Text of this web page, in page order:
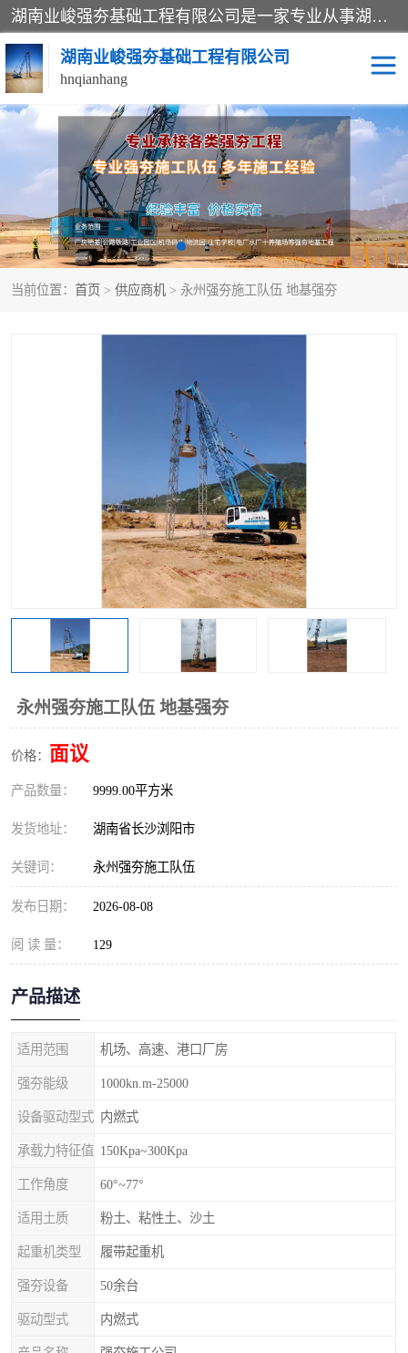
湖南业峻强夯基础工程有限公司是一家专业从事湖南强夯基础工程、强夯机租赁，地基处理的施工单位。业务覆盖：湖南、广东，江西等地。可承接1000KN.m-25000KN.m强夯（置换）工程。公司创始人是国内较早期从事强夯施工的建设者，经过多年的一步一个脚印的发展，在行业内具有较高的度和良好的口碑。
湖南业峻强夯基础工程有限公司
hnqianhang
当前位置： 首页 > 供应商机 > 永州强夯施工队伍 地基强夯
永州强夯施工队伍 地基强夯
价格： 面议
产品数量： 9999.00平方米
发货地址： 湖南省长沙浏阳市
关键词： 永州强夯施工队伍
发布日期： 2026-08-08
阅 读 量： 129
产品描述
适用范围 机场、高速、港口厂房
强夯能级 1000kn.m-25000
设备驱动型式 内燃式
承载力特征值 150Kpa~300Kpa
工作角度 60°~77°
适用土质 粉土、粘性土、沙土
起重机类型 履带起重机
强夯设备 50余台
驱动型式 内燃式
强夯施工案例 强夯机租赁
强夯施工工程 强夯施工队伍
强夯队伍